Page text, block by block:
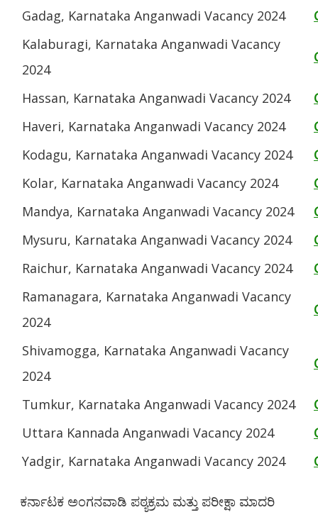
Gadag, Karnataka Anganwadi Vacancy 2024
Kalaburagi, Karnataka Anganwadi Vacancy
2024
Hassan, Karnataka Anganwadi Vacancy 2024
Haveri, Karnataka Anganwadi Vacancy 2024
Kodagu, Karnataka Anganwadi Vacancy 2024
Kolar, Karnataka Anganwadi Vacancy 2024
Mandya, Karnataka Anganwadi Vacancy 2024
Mysuru, Karnataka Anganwadi Vacancy 2024
Raichur, Karnataka Anganwadi Vacancy 2024
Ramanagara, Karnataka Anganwadi Vacancy
2024
Shivamogga, Karnataka Anganwadi Vacancy
2024
Tumkur, Karnataka Anganwadi Vacancy 2024
Uttara Kannada Anganwadi Vacancy 2024
Yadgir, Karnataka Anganwadi Vacancy 2024
ಕರ್ನಾಟಕ ಅಂಗನವಾಡಿ ಪಠ್ಯಕ್ರಮ ಮತ್ತು ಪರೀಕ್ಷಾ ಮಾದರಿ